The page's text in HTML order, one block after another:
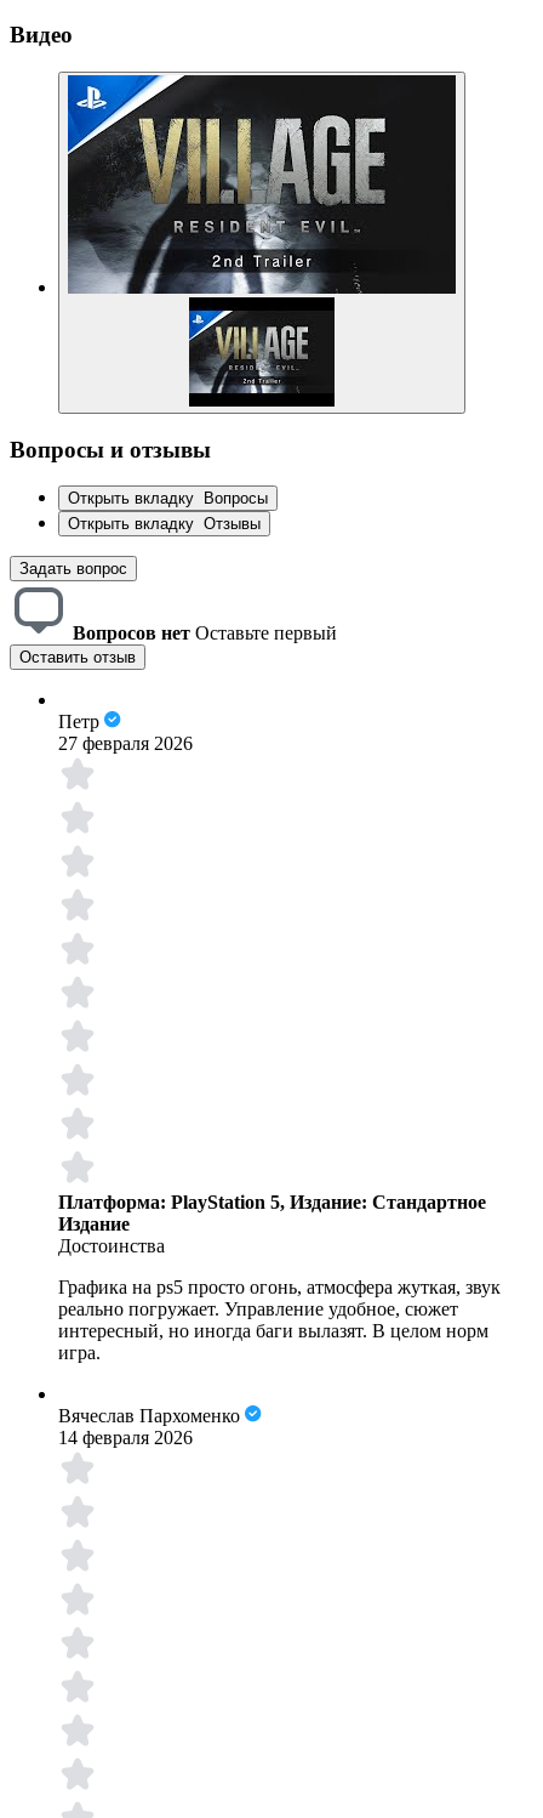
Видео
Вопросы и отзывы
Открыть вкладку
Вопросы
Открыть вкладку Отзывы
Задать вопрос
Вопросов нет Оставьте первый
Оставить отзыв
Петр
27 февраля 2026
Платформа: PlayStation 5, Издание: Стандартное
Издание
Достоинства
Графика на ps5 просто огонь, атмосфера жуткая, звук
реально погружает. Управление удобное, сюжет
интересный, но иногда баги вылазят. В целом норм
игра.
Вячеслав Пархоменко
14 февраля 2026